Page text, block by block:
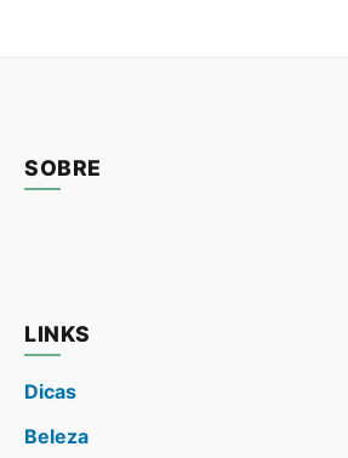
SOBRE
LINKS
Dicas
Beleza